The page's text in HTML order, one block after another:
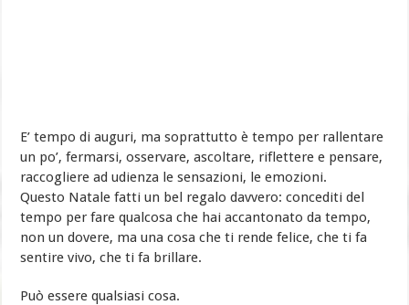
E’ tempo di auguri, ma soprattutto è tempo per rallentare
un po’, fermarsi, osservare, ascoltare, riflettere e pensare,
raccogliere ad udienza le sensazioni, le emozioni.
Questo Natale fatti un bel regalo davvero: concediti del
tempo per fare qualcosa che hai accantonato da tempo,
non un dovere, ma una cosa che ti rende felice, che ti fa
sentire vivo, che ti fa brillare.
Può essere qualsiasi cosa.